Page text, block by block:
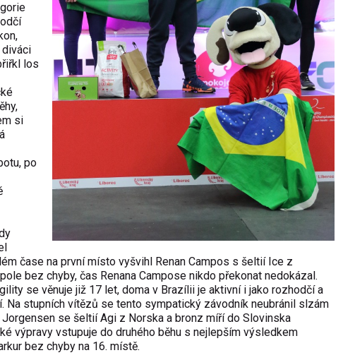
los
si
po
čase na první místo vyšvihl Renan Campos s šeltií Ice z
bez chyby, čas Renana Campose nikdo překonat nedokázal.
se věnuje již 17 let, doma v Brazílii je aktivní i jako rozhodčí a
stupních vítězů se tento sympatický závodník neubránil slzám
se šeltií Agi z Norska a bronz míří do Slovinska
výpravy vstupuje do druhého běhu s nejlepším výsledkem
bez chyby na 16. místě.